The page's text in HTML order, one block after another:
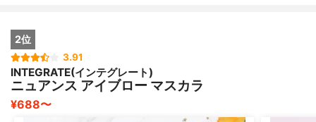
ところも恐らく人気の秘訣なのではないでしょうか🤔
今回のカラーは今っぽいモーヴカラーで髪色が暗めでも少
し明るくても、使い方次第でいい感じの眉毛にできますよ
👍
2位
3.91
INTEGRATE(インテグレート)
ニュアンス アイブロー マスカラ
¥688〜